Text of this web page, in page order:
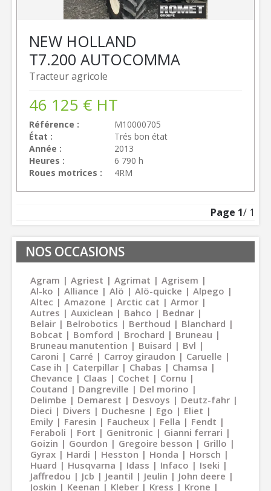
Tracteur agricole
NEW HOLLAND
T7.200 AUTOCOMMA
Référence
M10000705
État
Trés bon état
Année
2013
Heures
6 790 h
Roues motrices
4RM
46 125 € HT
Page 1/ 1
NOS OCCASIONS
Agram Agriest Agrimat
Agrisem
Al-ko
Alliance Alö Alö-quicke
Alpego
Altec
Amazone Arctic cat
Armor
Autres
Auxiclean Bahco
Bednar
Belair
Belrobotics Berthoud
Blanchard
Bobcat
Bomford Brochard
Bruneau
Bruneau manutention
Buisard
Bvl
Caroni
Carré Carroy giraudon
Caruelle
Case ih
Caterpillar Chabas
Chamsa
Chevance
Claas Cochet
Cornu
Coutand
Dangreville
Del morino
Delimbe
Demarest Desvoys
Deutz-fahr
Dieci
Divers Duchesne Ego
Eliet
Emily
Faresin Faucheux Fella
Fendt
Feraboli
Fort Genitronic
Gianni ferrari
Goizin
Gourdon Gregoire besson
Grillo
Gyrax
Hardi Hesston Honda
Horsch
Huard
Husqvarna Idass Infaco
Iseki
Jaffredou
Jcb Jeantil Jeulin
John deere
Joskin
Keenan Kleber Kress
Krone